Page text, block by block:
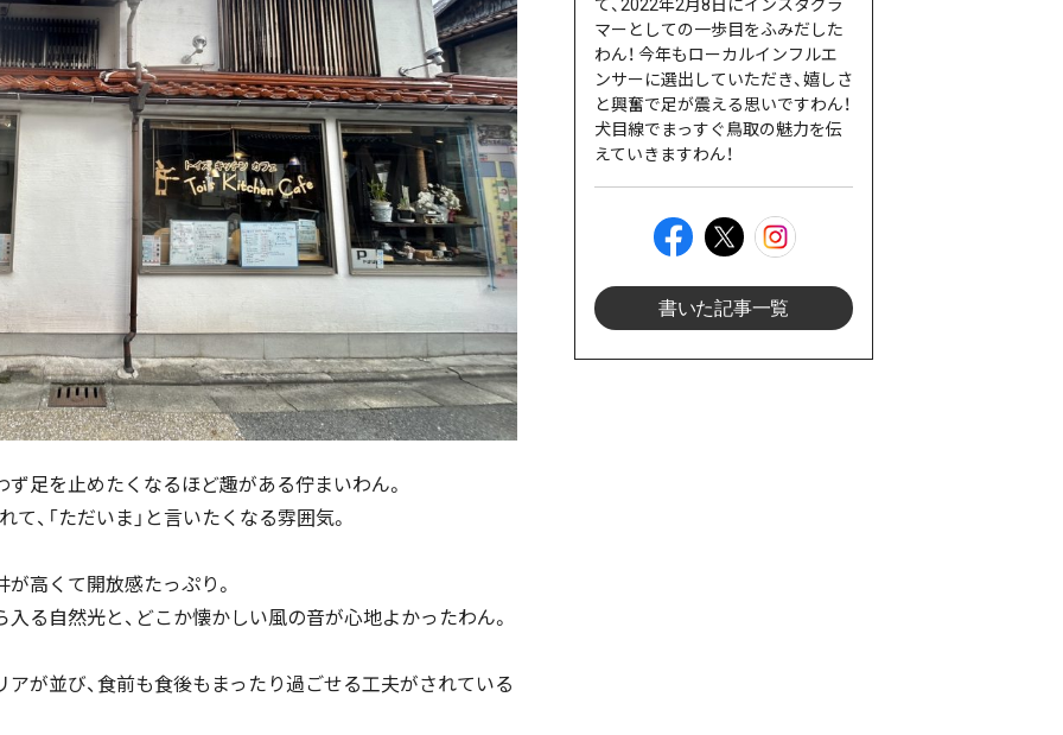
足を止めたくなるほど趣がある佇まいわん。
、「ただいま」と言いたくなる雰囲気。
高くて開放感たっぷり。
る自然光と、どこか懐かしい風の音が心地よかったわん。
が並び、食前も食後もまったり過ごせる工夫がされている
て、2022年2月8日にインスタグラ
マーとしての一歩目をふみだした
わん！ 今年もローカルインフルエ
ンサーに選出していただき、嬉しさ
と興奮で足が震える思いですわん！
犬目線でまっすぐ鳥取の魅力を伝
えていきますわん！
書いた記事一覧